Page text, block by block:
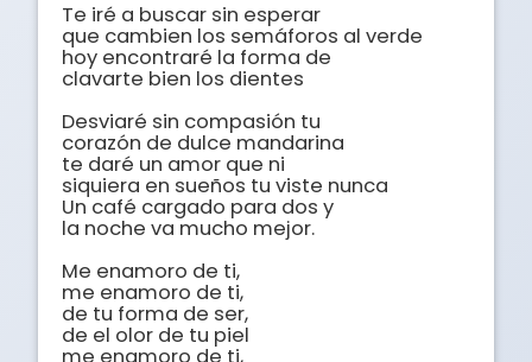
Te iré a buscar sin esperar
que cambien los semáforos al verde
hoy encontraré la forma de
clavarte bien los dientes
Desviaré sin compasión tu
corazón de dulce mandarina
te daré un amor que ni
siquiera en sueños tu viste nunca
Un café cargado para dos y
la noche va mucho mejor.
Me enamoro de ti,
me enamoro de ti,
de tu forma de ser,
de el olor de tu piel